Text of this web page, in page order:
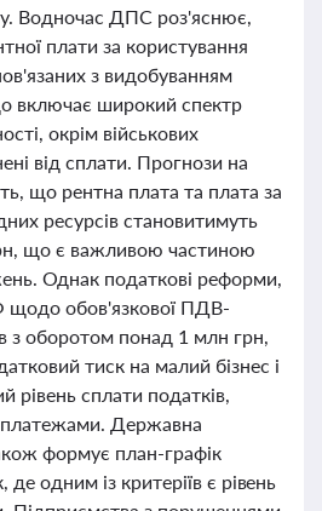
Водночас ДПС роз'яснює,
плати за користування
з видобуванням
включає широкий спектр
окрім військових
від сплати. Прогнози на
що рентна плата та плата за
ресурсів становитимуть
що є важливою частиною
Однак податкові реформи,
обов'язкової ПДВ-
з оборотом понад 1 млн грн,
тиск на малий бізнес і
рівень сплати податків,
Державна
формує план-графік
де одним із критеріїв є рівень